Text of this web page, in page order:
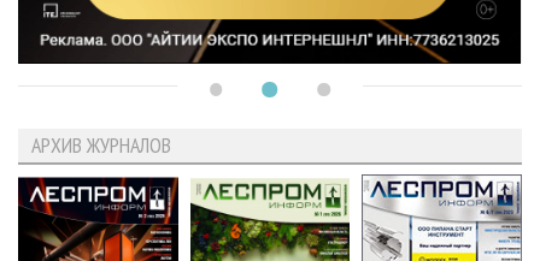
АРХИВ ЖУРНАЛОВ